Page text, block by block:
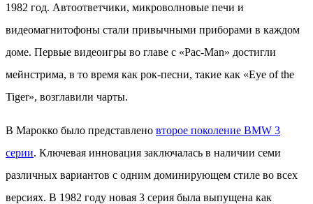
1982 год. Автоответчики, микроволновые печи и
видеомагнитофоны стали привычными приборами в каждом
доме. Первые видеоигры во главе с «Pac-Man» достигли
мейнстрима, в то время как рок-песни, такие как «Eye of the
Tiger», возглавили чарты.
В Марокко было представлено второе поколение BMW 3
серии. Ключевая инновация заключалась в наличии семи
различных вариантов с одним доминирующем стиле во всех
версиях. В 1982 году новая 3 серия была выпущена как